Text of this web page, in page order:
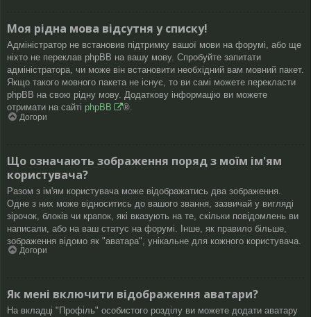
Моя рідна мова відсутня у списку!
Адміністратор не встановив підтримку вашої мови на форумі, або ще
ніхто не переклав phpBB на вашу мову. Спробуйте запитати
адміністратора, чи може він встановити необхідний вам мовний пакет.
Якщо такого мовного пакета не існує, то ви самі можете перекласти
phpBB на свою рідну мову. Додаткову інформацію ви можете
отримати на сайті phpBB ®.
Догори
Що означають зображення поряд з моїм ім'ям
користувача?
Разом з ім'ям користувача може відображатись два зображення.
Одне з них може відноситись до вашого звання, зазвичай у вигляді
зірочок, блоків чи крапок, які вказують на те, скільки повідомлень ви
написали, або на ваш статус на форумі. Інше, як правило більше,
зображення відомо як "аватара", унікальне для кожного користувача.
Догори
Як мені включити відображення аватари?
На вкладці "Профіль" особистого розділу ви можете додати аватару